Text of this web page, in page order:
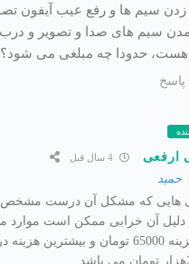
زدن سیم ها و رفع عیب آیفون
سیم های صدا و تصویر و
هست، حدودا چه مبلغی می شود؟
پاسخ
ارفعی 4 سال قبل
حمید
هایی که مشکل آن درست
آن خرابی ممکن است موارد
اما کمترین هزینه 65000 تومان و